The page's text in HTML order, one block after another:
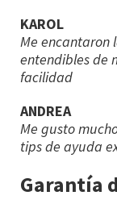
KAROL
Me encantaron
entendibles de
facilidad
ANDREA
Me gusto
tips de ayuda
Garantía